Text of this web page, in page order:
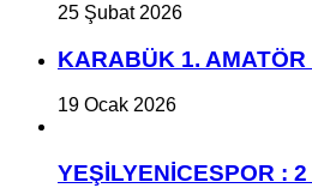
25 Şubat 2026
KARABÜK 1.
19 Ocak 2026
YEŞİLYENİCESPOR :